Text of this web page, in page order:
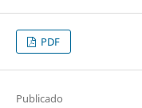
PDF
Publicado